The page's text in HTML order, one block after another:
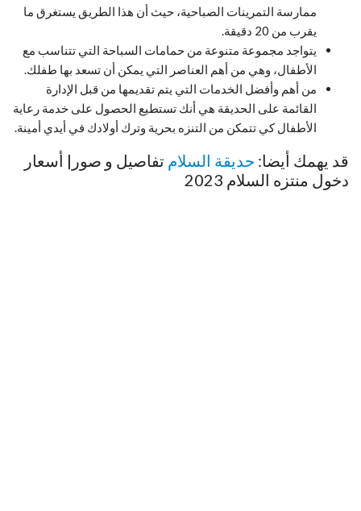
ممارسة التمرينات الصباحية، حيث أن هذا الطريق يستغرق ما
يقرب من 20 دقيقة.
يتواجد مجموعة متنوعة من حمامات السباحة التي تتناسب مع
الأطفال، وهي من أهم العناصر التي يمكن أن تسعد بها طفلك.
من أهم وأفضل الخدمات التي يتم تقديمها من قبل الإدارة
القائمة على الحديقة هي أنك تستطيع الحصول على خدمة رعاية
الأطفال كي تتمكن من التنزه بحرية وترك أولادك في أيدي أمينة.
قد يهمك أيضا: حديقة السلام تفاصيل و صور| أسعار
دخول منتزه السلام 2023